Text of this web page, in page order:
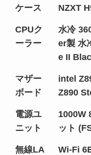
ケース NZXT
CPUク
ーラー
水冷
er製 水
e II
マザー
ボード
intel
Z890
電源ユ
ニット
1000W
ット
無線LA
Wi-Fi